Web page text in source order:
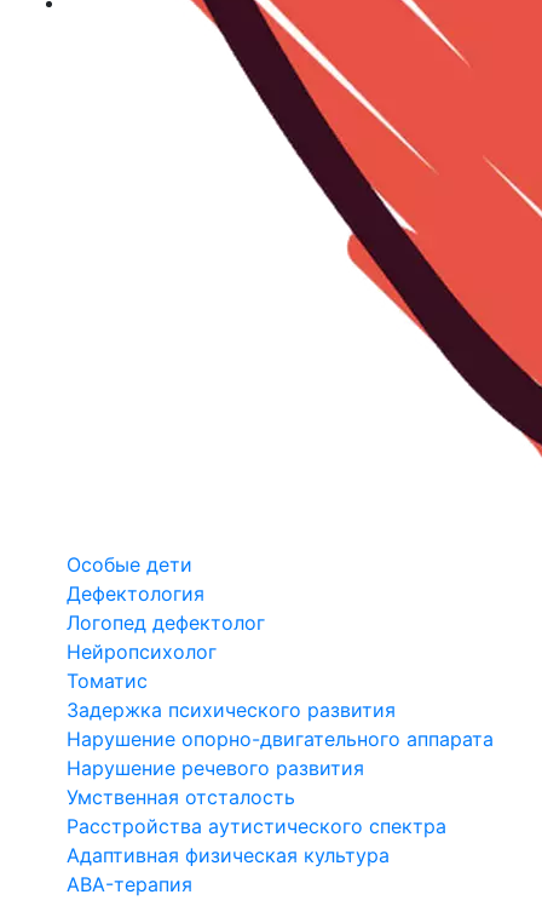
Особые дети
Дефектология
Логопед дефектолог
Нейропсихолог
Томатис
Задержка психического развития
Нарушение опорно-двигательного аппарата
Нарушение речевого развития
Умственная отсталость
Расстройства аутистического спектра
Адаптивная физическая культура
ABA-терапия